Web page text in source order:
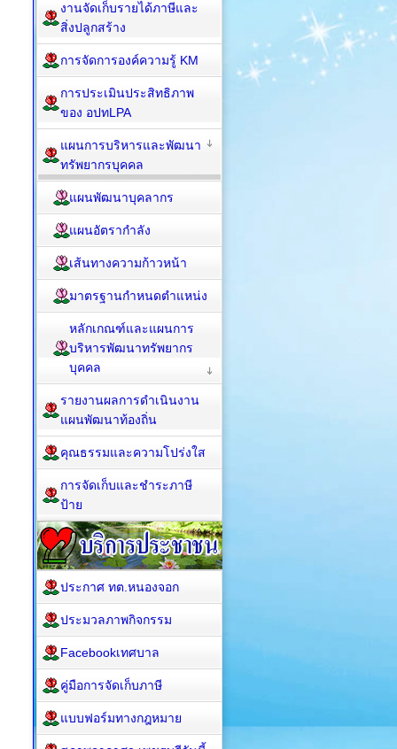
งานจัดเก็บรายได้ภาษีและ
สิ่งปลูกสร้าง
การจัดการองค์ความรู้ KM
การประเมินประสิทธิภาพ
ของ อปทLPA
แผนการบริหารและพัฒนา
ทรัพยากรบุคคล
แผนพัฒนาบุคลากร
แผนอัตรากำลัง
เส้นทางความก้าวหน้า
มาตรฐานกำหนดตำแหน่ง
หลักเกณฑ์และแผนการ
บริหารพัฒนาทรัพยากร
บุคคล
รายงานผลการดำเนินงาน
แผนพัฒนาท้องถิ่น
คุณธรรมและความโปร่งใส
การจัดเก็บและชำระภาษี
ป้าย
ประกาศ ทต.หนองจอก
ประมวลภาพกิจกรรม
Facebookเทศบาล
คู่มือการจัดเก็บภาษี
แบบฟอร์มทางกฎหมาย